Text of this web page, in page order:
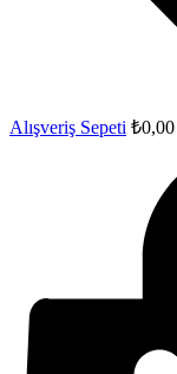
Alışveriş Sepeti ₺0,00